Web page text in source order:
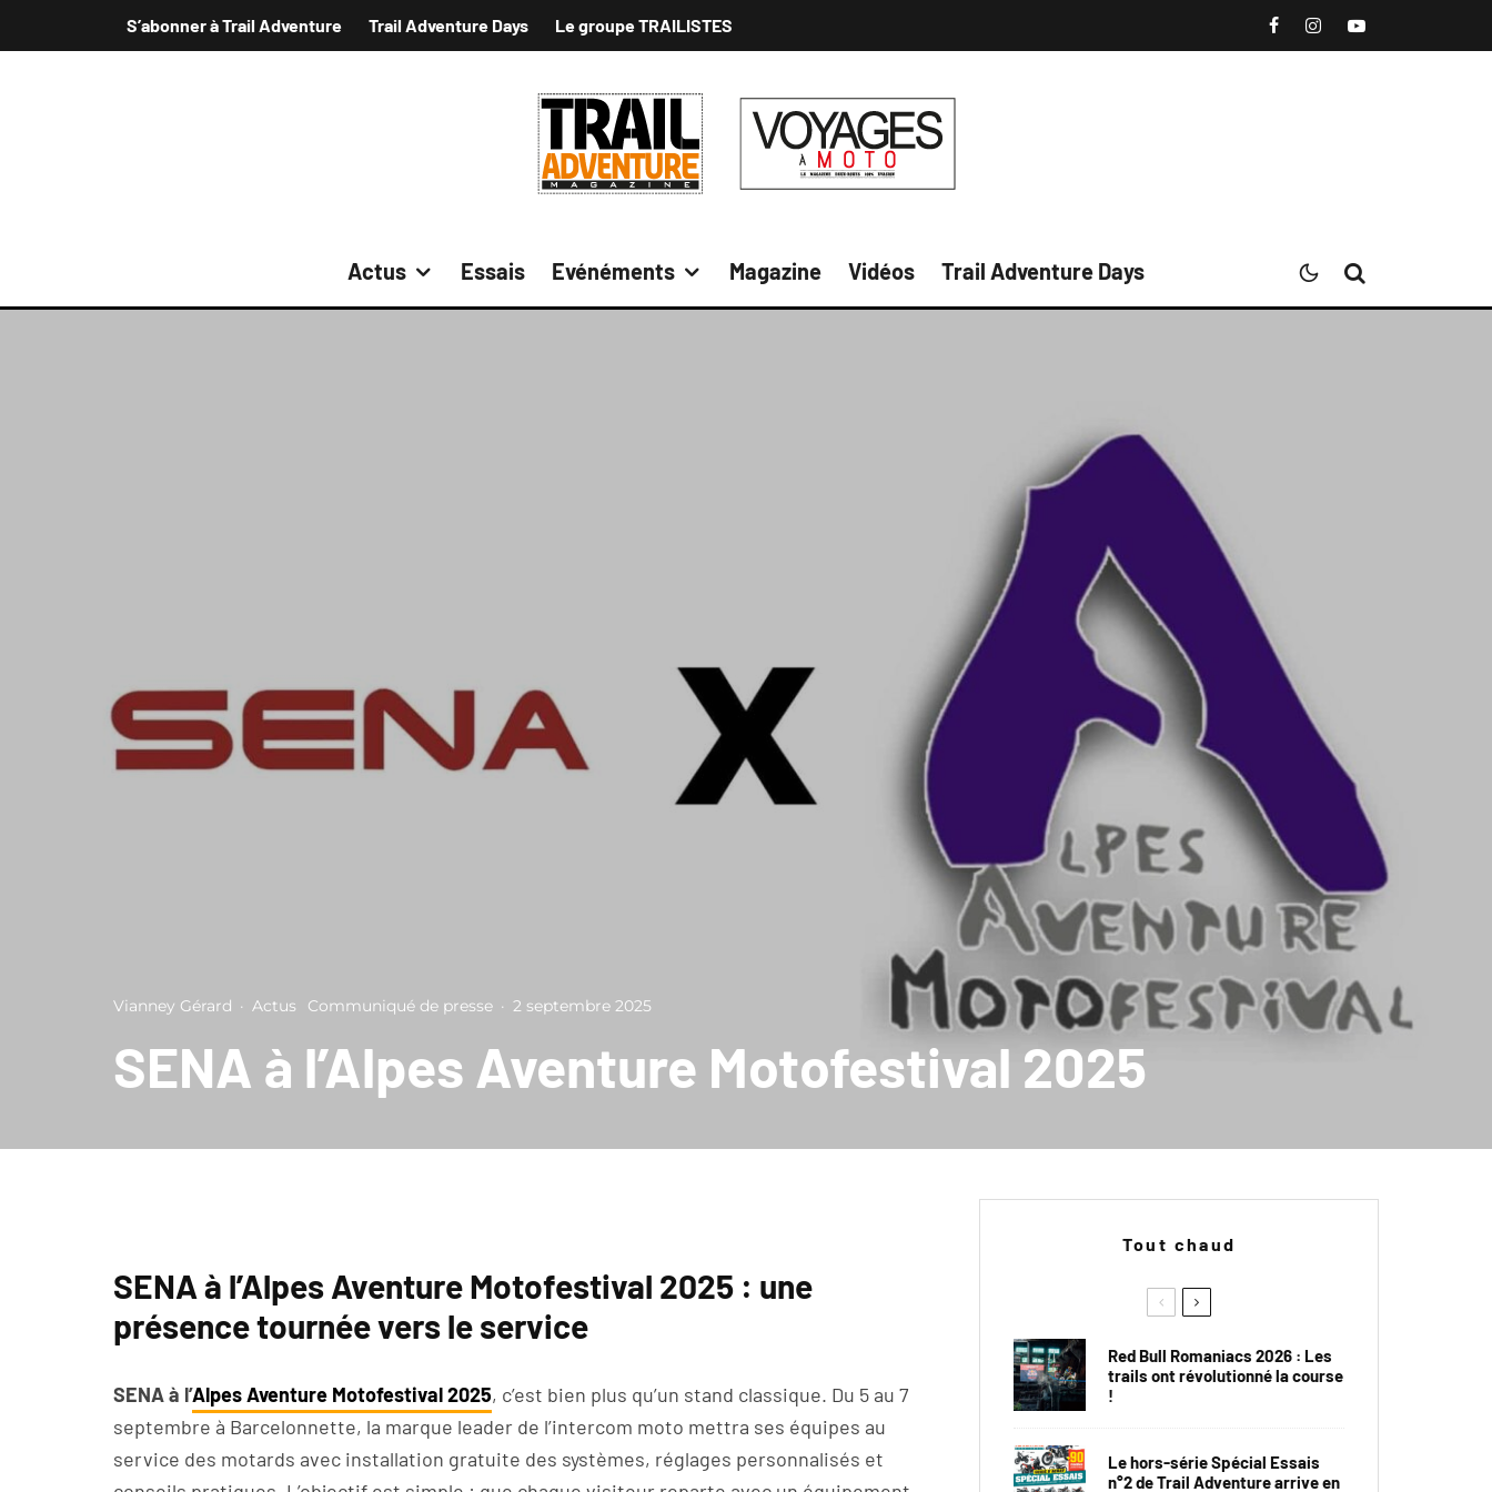
S’abonner à Trail Adventure Trail Adventure Days Le groupe TRAILISTES
Actus Essais Evénéments Magazine Vidéos Trail Adventure Days
Vianney Gérard · Actus Communiqué de presse · 2 septembre 2025
SENA à l’Alpes Aventure Motofestival 2025
SENA à l’Alpes Aventure Motofestival 2025 : une
présence tournée vers le service
SENA à l’Alpes Aventure Motofestival 2025, c’est bien plus qu’un stand classique. Du 5 au 7
septembre à Barcelonnette, la marque leader de l’intercom moto mettra ses équipes au
service des motards avec installation gratuite des systèmes, réglages personnalisés et
Tout chaud
Red Bull Romaniacs 2026 : Les
trails ont révolutionné la course
!
Le hors-série Spécial Essais
n°2 de Trail Adventure arrive en